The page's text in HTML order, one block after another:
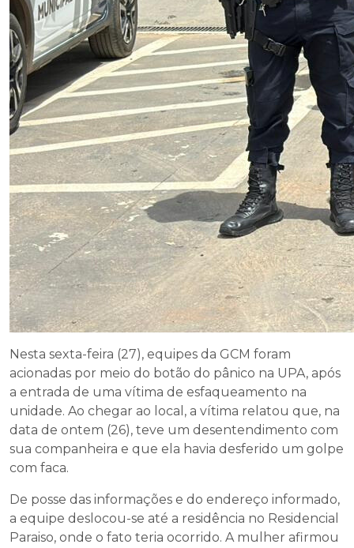
Nesta sexta-feira (27), equipes da GCM foram
acionadas por meio do botão do pânico na UPA, após
a entrada de uma vítima de esfaqueamento na
unidade. Ao chegar ao local, a vítima relatou que, na
data de ontem (26), teve um desentendimento com
sua companheira e que ela havia desferido um golpe
com faca.
De posse das informações e do endereço informado,
a equipe deslocou-se até a residência no Residencial
Paraiso, onde o fato teria ocorrido. A mulher afirmou